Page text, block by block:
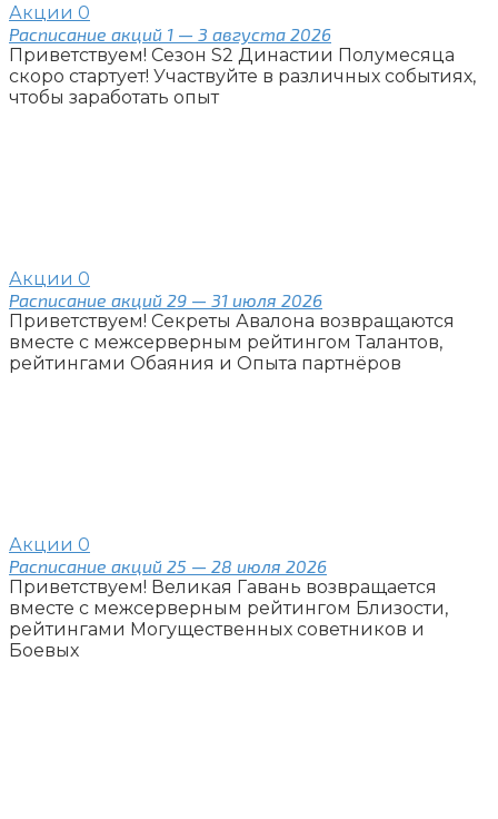
Акции 0
Расписание акций 1 — 3 августа 2026
Приветствуем! Сезон S2 Династии Полумесяца
скоро стартует! Участвуйте в различных событиях,
чтобы заработать опыт
Акции 0
Расписание акций 29 — 31 июля 2026
Приветствуем! Секреты Авалона возвращаются
вместе с межсерверным рейтингом Талантов,
рейтингами Обаяния и Опыта партнёров
Акции 0
Расписание акций 25 — 28 июля 2026
Приветствуем! Великая Гавань возвращается
вместе с межсерверным рейтингом Близости,
рейтингами Могущественных советников и
Боевых